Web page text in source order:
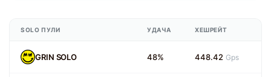
SOLO ПУЛИ УДАЧА ХЕШРЕЙТ
GRIN SOLO 48% 448.42 Gps